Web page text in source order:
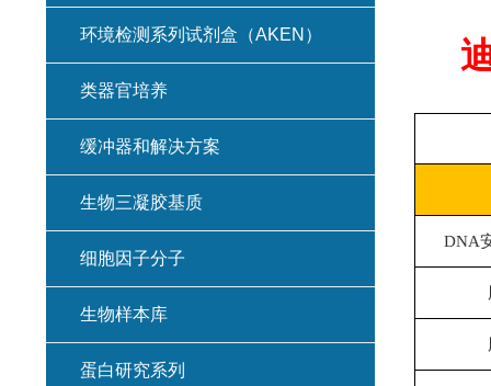
DNA
环境检测系列试剂盒（AKEN）
类器官培养
缓冲器和解决方案
生物三凝胶基质
细胞因子分子
生物样本库
蛋白研究系列